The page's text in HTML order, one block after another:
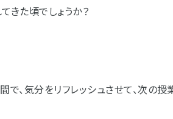
きた頃でしょうか？
、気分をリフレッシュさせて、次の授